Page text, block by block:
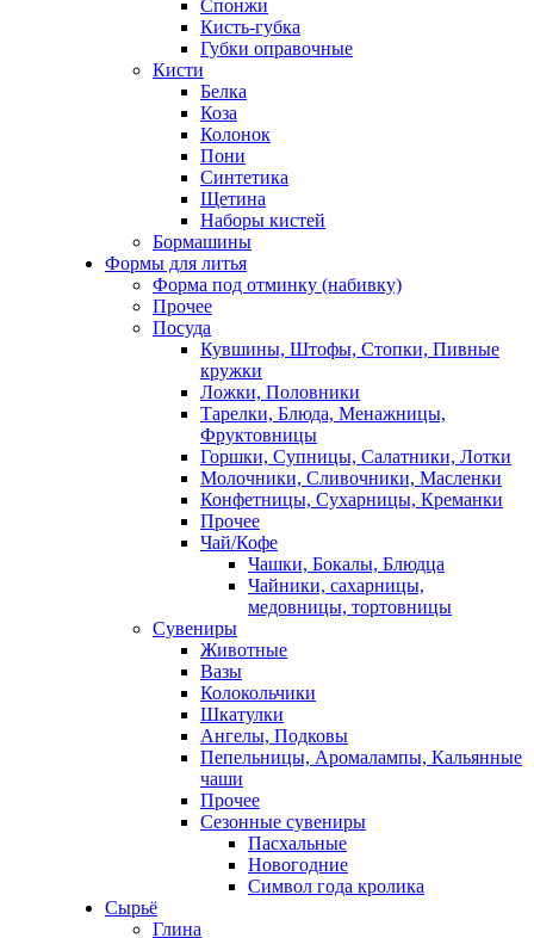
Спонжи
Кисть-губка
Губки оправочные
Кисти
Белка
Коза
Колонок
Пони
Синтетика
Щетина
Наборы кистей
Бормашины
Формы для литья
Форма под отминку (набивку)
Прочее
Посуда
Кувшины, Штофы, Стопки, Пивные
кружки
Ложки, Половники
Тарелки, Блюда, Менажницы,
Фруктовницы
Горшки, Супницы, Салатники, Лотки
Молочники, Сливочники, Масленки
Конфетницы, Сухарницы, Креманки
Прочее
Чай/Кофе
Чашки, Бокалы, Блюдца
Чайники, сахарницы,
медовницы, тортовницы
Сувениры
Животные
Вазы
Колокольчики
Шкатулки
Ангелы, Подковы
Пепельницы, Аромалампы, Кальянные
чаши
Прочее
Сезонные сувениры
Пасхальные
Новогодние
Символ года кролика
Сырьё
Глина